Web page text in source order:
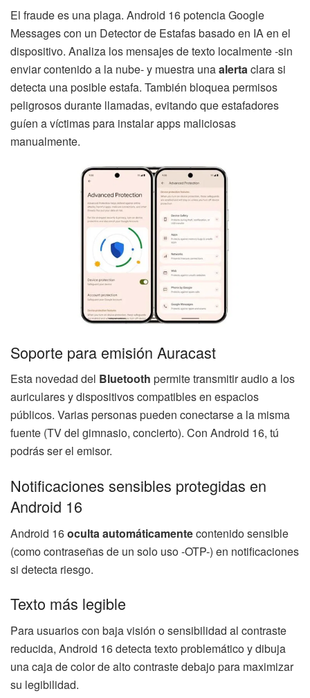
El fraude es una plaga. Android 16 potencia Google
Messages con un Detector de Estafas basado en IA en el
dispositivo. Analiza los mensajes de texto localmente -sin
enviar contenido a la nube- y muestra unaalertaclara si
detecta una posible estafa. También bloquea permisos
peligrosos durante llamadas, evitando que estafadores
guíen a víctimas para instalar apps maliciosas
manualmente.
Soporte para emisión Auracast
Esta novedad del Bluetooth permite transmitir audio a los
auriculares y dispositivos compatibles en espacios
públicos. Varias personas pueden conectarse a la misma
fuente (TV del gimnasio, concierto). Con Android 16, tú
podrás ser el emisor.
Notificaciones sensibles protegidas en
Android 16
Android 16oculta automáticamentecontenido sensible
(como contraseñas de un solo uso -OTP-) en notificaciones
si detecta riesgo.
Texto más legible
Para usuarios con baja visión o sensibilidad al contraste
reducida, Android 16 detecta texto problemático y dibuja
una caja de color de alto contraste debajo para maximizar
su legibilidad.